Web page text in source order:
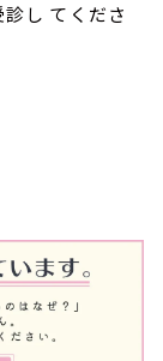
し てくださ